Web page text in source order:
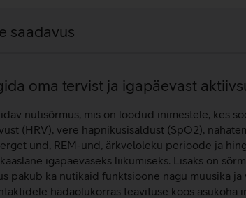
saadavus
oma tervist ja igapäevast
nutisõrmus, mis on loodud inimestele, kes
(HRV), vere hapnikusisaldust (SpO2),
und, REM-und, ärkveloleku perioode ja
igapäevaseks liikumiseks. Lisaks on
pakub ka nutikaid funktsioone nagu muusika
hädaolukorras teavituse koos asukoha